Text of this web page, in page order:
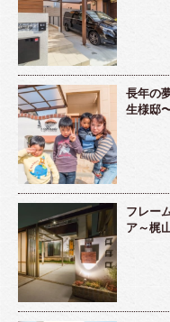
長年の
生様邸
フレー
ア～梶